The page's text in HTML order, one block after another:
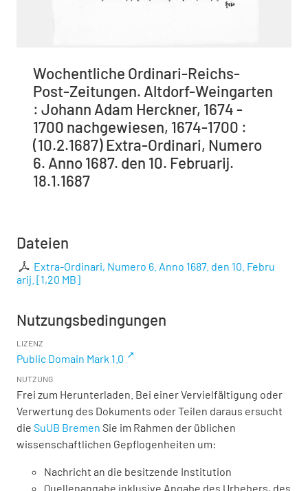
Wochentliche Ordinari-Reichs-
Post-Zeitungen. Altdorf-Weingarten
: Johann Adam Herckner, 1674 -
1700 nachgewiesen, 1674-1700 :
(10.2.1687) Extra-Ordinari, Numero
6. Anno 1687. den 10. Februarij.
18.1.1687
Dateien
Extra-Ordinari, Numero 6. Anno 1687. den 10. Febru
arij. [1,20 MB]
Nutzungsbedingungen
LIZENZ
Public Domain Mark 1.0
NUTZUNG
Frei zum Herunterladen. Bei einer Vervielfältigung oder
Verwertung des Dokuments oder Teilen daraus ersucht
die SuUB Bremen Sie im Rahmen der üblichen
wissenschaftlichen Gepflogenheiten um:
Nachricht an die besitzende Institution
Quellenangabe inklusive Angabe des Urhebers, des